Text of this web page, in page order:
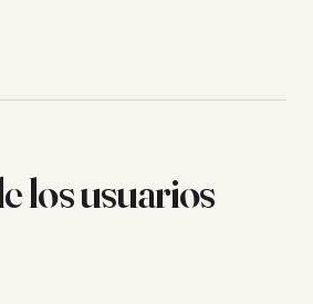
los usuarios